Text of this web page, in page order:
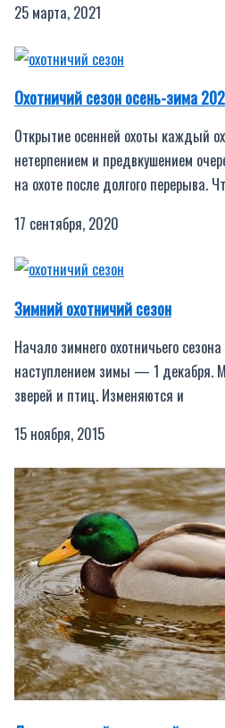
25 марта, 2021
Охотничий сезон осень-зима
Открытие осенней охоты каждый
нетерпением и предвкушением
на охоте после долгого перерыва.
17 сентября, 2020
Зимний охотничий сезон
Начало зимнего охотничьего
наступлением зимы — 1 декабря.
зверей и птиц. Изменяются и
15 ноября, 2015